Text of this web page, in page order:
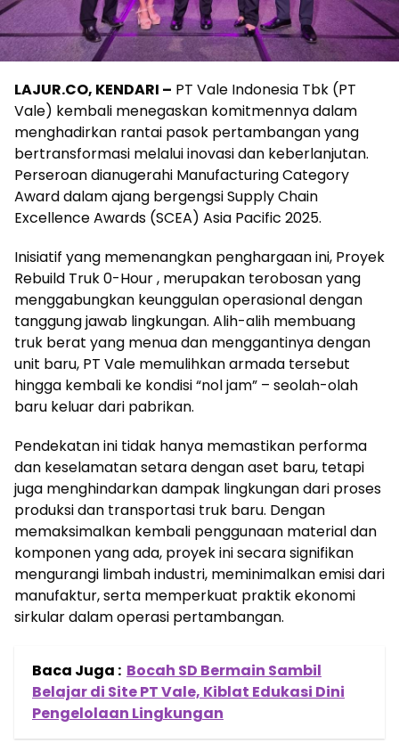
LAJUR.CO, KENDARI – PT Vale Indonesia Tbk (PT
Vale) kembali menegaskan komitmennya dalam
menghadirkan rantai pasok pertambangan yang
bertransformasi melalui inovasi dan keberlanjutan.
Perseroan dianugerahi Manufacturing Category
Award dalam ajang bergengsi Supply Chain
Excellence Awards (SCEA) Asia Pacific 2025.
Inisiatif yang memenangkan penghargaan ini, Proyek
Rebuild Truk 0-Hour , merupakan terobosan yang
menggabungkan keunggulan operasional dengan
tanggung jawab lingkungan. Alih-alih membuang
truk berat yang menua dan menggantinya dengan
unit baru, PT Vale memulihkan armada tersebut
hingga kembali ke kondisi “nol jam” – seolah-olah
baru keluar dari pabrikan.
Pendekatan ini tidak hanya memastikan performa
dan keselamatan setara dengan aset baru, tetapi
juga menghindarkan dampak lingkungan dari proses
produksi dan transportasi truk baru. Dengan
memaksimalkan kembali penggunaan material dan
komponen yang ada, proyek ini secara signifikan
mengurangi limbah industri, meminimalkan emisi dari
manufaktur, serta memperkuat praktik ekonomi
sirkular dalam operasi pertambangan.
Baca Juga : Bocah SD Bermain Sambil
Belajar di Site PT Vale, Kiblat Edukasi Dini
Pengelolaan Lingkungan